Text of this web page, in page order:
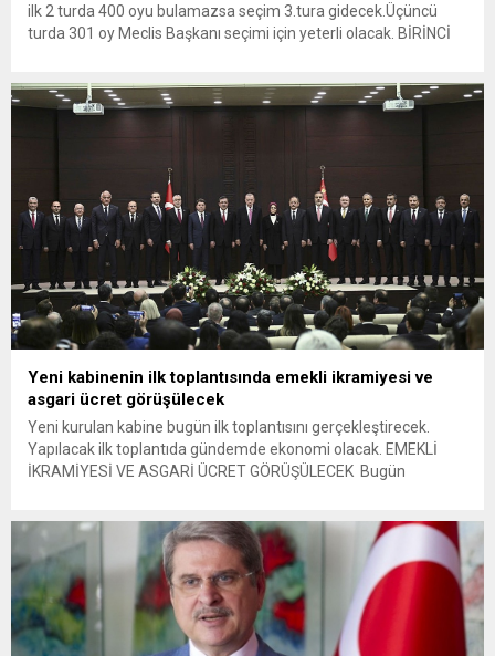
ilk 2 turda 400 oyu bulamazsa seçim 3.tura gidecek.Üçüncü
turda 301 oy Meclis Başkanı seçimi için yeterli olacak. BİRİNCİ
Yeni kabinenin ilk toplantısında emekli ikramiyesi ve
asgari ücret görüşülecek
Yeni kurulan kabine bugün ilk toplantısını gerçekleştirecek.
Yapılacak ilk toplantıda gündemde ekonomi olacak. EMEKLİ
İKRAMİYESİ VE ASGARİ ÜCRET GÖRÜŞÜLECEK Bugün
seviyesine yükseltilmesi, Temmuz ayında yapılması öngörülen
asgari ücret artışı gibi konuların yeni kabine toplantısında
konuşulacağı...